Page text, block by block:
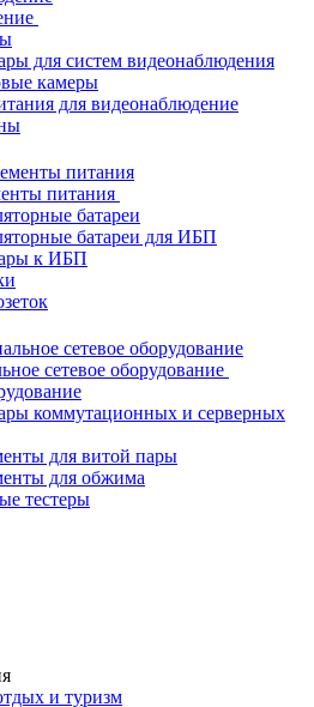
для систем видеонаблюдения
камеры
для видеонаблюдение
питания
батареи
батареи для ИБП
к ИБП
сетевое оборудование
коммутационных и серверных
для витой пары
для обжима
тестеры